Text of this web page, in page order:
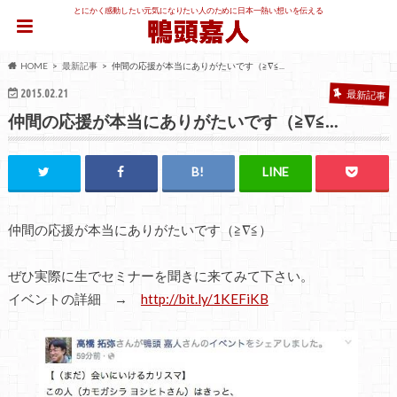
とにかく感動したい元気になりたい人のために日本一熱い想いを伝える
HOME 最新記事 仲間の応援が本当にありがたいです（≧∇≦...
2015.02.21 最新記事
仲間の応援が本当にありがたいです（≧∇≦…
仲間の応援が本当にありがたいです（≧∇≦）
ぜひ実際に生でセミナーを聞きに来てみて下さい。
イベントの詳細 → http://bit.ly/1KEFiKB